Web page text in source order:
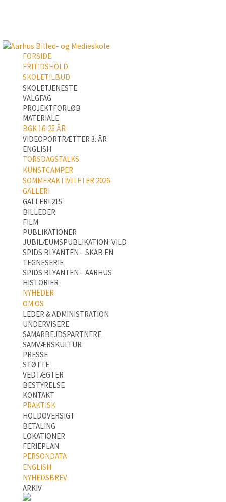
FORSIDE
FRITIDSHOLD
SKOLETILBUD
SKOLETJENESTE
VALGFAG
PROJEKTFORLØB
MATERIALE
BGK 16-25 ÅR
VIDEOPORTRÆTTER 3. ÅR
ENGLISH
TORSDAGSTALKS
KUNSTCAMPER
SOMMERAKTIVITETER 2026
GALLERI
GALLERI 215
BILLEDER
FILM
PUBLIKATIONER
JUBILÆUMSPUBLIKATION: VILD
SPIDS BLYANTEN – SKAB EN
TEGNESERIE
SPIDS BLYANTEN – AARHUS
HISTORIER
NYHEDER
OM OS
LEDER & ADMINISTRATION
UNDERVISERE
SAMARBEJDSPARTNERE
SAMVÆRSKULTUR
PRESSE
STØTTE
VEDTÆGTER
BESTYRELSE
KONTAKT
PRAKTISK
HOLDOVERSIGT
BETALING
LOKATIONER
FERIEPLAN
PERSONDATA
ENGLISH
NYHEDSBREV
ARKIV